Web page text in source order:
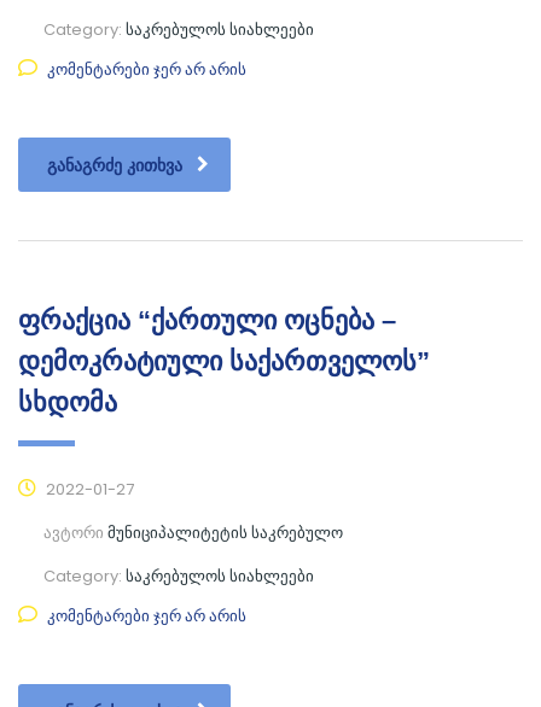
Category: საკრებულოს სიახლეები
კომენტარები ჯერ არ არის
ᲒᲐᲜᲐᲒᲠᲫᲔ ᲙᲘᲗᲮᲕᲐ
ფრაქცია “ქართული ოცნება –
დემოკრატიული საქართველოს”
სხდომა
2022-01-27
ავტორი მუნიციპალიტეტის საკრებულო
Category: საკრებულოს სიახლეები
კომენტარები ჯერ არ არის